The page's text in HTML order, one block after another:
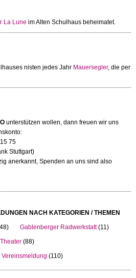
La Lune im Alten Schulhaus beheimatet.
nisten jedes Jahr Mauersegler, die per
unterstützen wollen, dann freuen wir uns
75
Stuttgart)
anerkannt, Spenden an uns sind also
NACH KATEGORIEN / THEMEN
Gablenberger Radwerkstatt(11)
(88)
Vereinsmeldung (110)